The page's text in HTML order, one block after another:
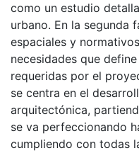
como un estudio
urbano. En la segunda
espaciales y
necesidades que
requeridas por el
se centra en el
arquitectónica,
se va perfeccionando
cumpliendo con todas